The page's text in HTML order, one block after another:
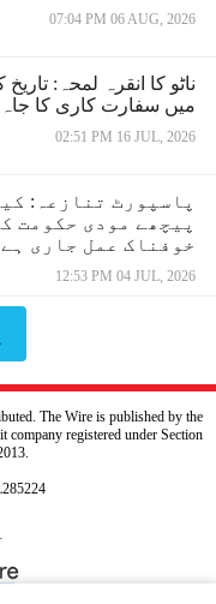
07:04 PM 06 AUG, 2026
میں سفارت کاری کا
02:51 PM 16 JUL, 2026
پاسپورٹ تنازعہ:
پیچھے مودی حکومت
خوفناک عمل جاری
12:53 PM 04 JUL, 2026
The Wire is published by the
registered under Section